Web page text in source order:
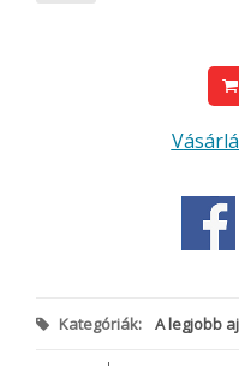
Kategóriák: A legjobb